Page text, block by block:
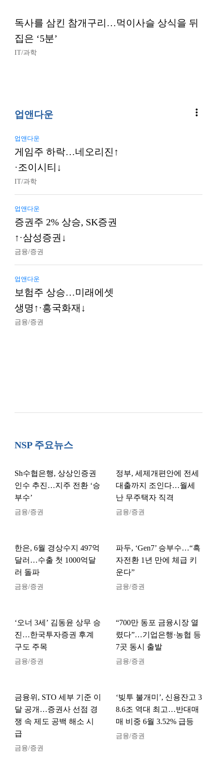
독사를 삼킨 참개구리…먹이사슬 상식을 뒤
집은 ‘5분’
IT/과학
업앤다운 more_vert
업앤다운
게임주 하락…네오리진↑
·조이시티↓
IT/과학
업앤다운
증권주 2% 상승, SK증권
↑·삼성증권↓
금융/증권
업앤다운
보험주 상승…미래에셋
생명↑·흥국화재↓
금융/증권
NSP 주요뉴스
Sh수협은행, 상상인증권
인수 추진…지주 전환 ‘승
부수’
금융/증권
정부, 세제개편안에 전세
대출까지 조인다…월세
난 무주택자 직격
금융/증권
한은, 6월 경상수지 497억
달러…수출 첫 1000억달
러 돌파
금융/증권
파두, ‘Gen7’ 승부수…“흑
자전환 1년 만에 체급 키
운다”
금융/증권
‘오너 3세’ 김동윤 상무 승
진…한국투자증권 후계
구도 주목
금융/증권
“700만 동포 금융시장 열
렸다”…기업은행·농협 등
7곳 동시 출발
금융/증권
금융위, STO 세부 기준 이
달 공개…증권사 선점 경
쟁 속 제도 공백 해소 시
급
금융/증권
‘빚투 불개미’, 신용잔고 3
8.6조 역대 최고…반대매
매 비중 6월 3.52% 급등
금융/증권